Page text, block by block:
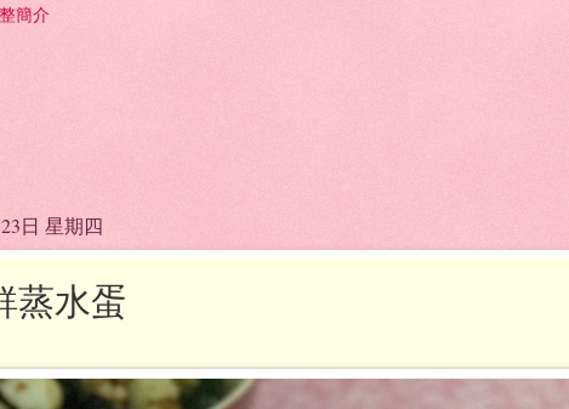
簡介
日 星期四
蒸水蛋